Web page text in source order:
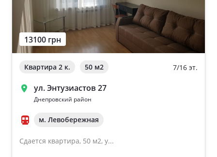
13100 грн
Квартира 2 к. 50 м2 7/16 эт.
ул. Энтузиастов 27
Днепровский район
м. Левобережная
Сдается квартира, 50 м2, у...